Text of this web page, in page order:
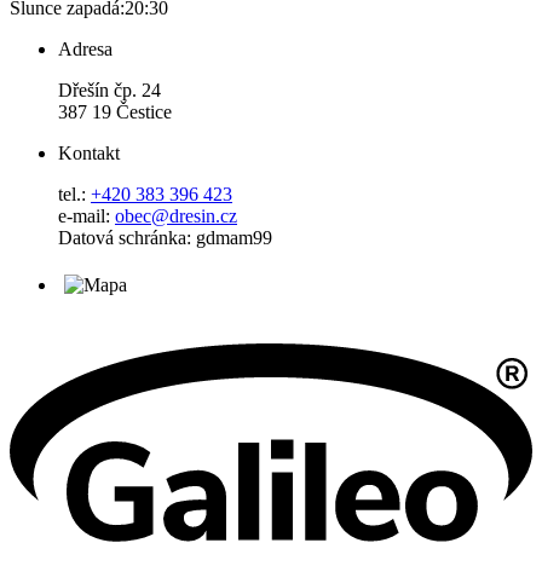
Slunce zapadá:20:30
Adresa
Dřešín čp. 24
387 19 Čestice
Kontakt
tel.: +420 383 396 423
e-mail: obec@dresin.cz
Datová schránka: gdmam99